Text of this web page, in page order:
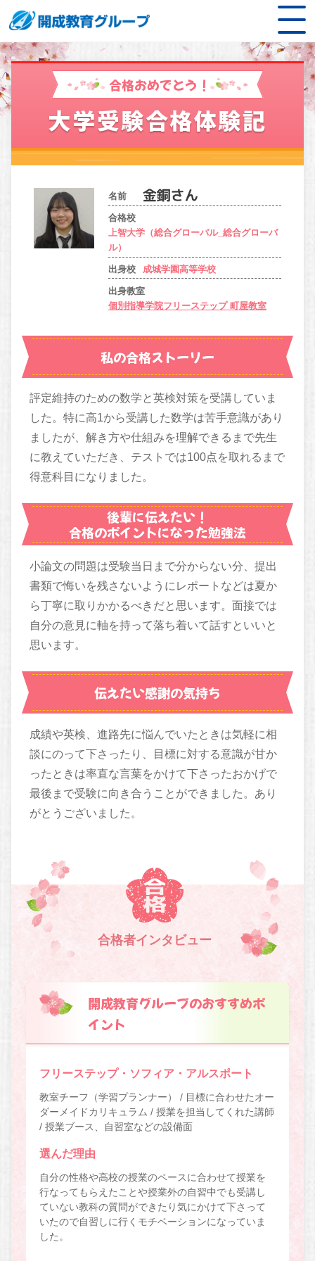
合格おめでとう！
大学受験合格体験記
名前
合格校
上智大学（総合グローバル_総合グローバ
ル）
出身校 成城学園高等学校
出身教室
個別指導学院フリーステップ 町屋教室
私の合格ストーリー
評定維持のための数学と英検対策を受講していま
した。特に高1から受講した数学は苦手意識があり
ましたが、解き方や仕組みを理解できるまで先生
に教えていただき、テストでは100点を取れるまで
得意科目になりました。
後輩に伝えたい！
合格のポイントになった勉強法
小論文の問題は受験当日まで分からない分、提出
書類で悔いを残さないようにレポートなどは夏か
ら丁寧に取りかかるべきだと思います。面接では
自分の意見に軸を持って落ち着いて話すといいと
思います。
伝えたい感謝の気持ち
成績や英検、進路先に悩んでいたときは気軽に相
談にのって下さったり、目標に対する意識が甘か
ったときは率直な言葉をかけて下さったおかげで
最後まで受験に向き合うことができました。あり
がとうございました。
合格者インタビュー
開成教育グループのおすすめポ
イント
フリーステップ・ソフィア・アルスポート
教室チーフ（学習プランナー） / 目標に合わせたオー
ダーメイドカリキュラム / 授業を担当してくれた講師
/ 授業ブース、自習室などの設備面
選んだ理由
自分の性格や高校の授業のペースに合わせて授業を
行なってもらえたことや授業外の自習中でも受講し
ていない教科の質問ができたり気にかけて下さって
いたので自習しに行くモチベーションになっていま
した。